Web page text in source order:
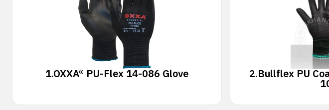
1.OXXA® PU-Flex 14-086 Glove 2.Bullflex PU